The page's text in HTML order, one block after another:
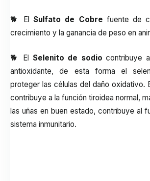
🐕 ElSulfato de Cobre fuente de
crecimiento y la ganancia de peso en
🐕 El Selenito de sodio contribuye
antioxidante, de esta forma el
proteger las células del daño oxidativo.
contribuye a la función tiroidea normal,
las uñas en buen estado, contribuye al
sistema inmunitario.